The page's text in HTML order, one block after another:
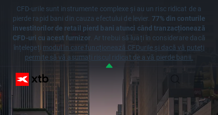
CFD-urile sunt instrumente complexe și au un risc ridicat de a
pierde rapid bani din cauza efectului de levier. 77% din conturile
investitorilor de retail pierd bani atunci când tranzacționează
CFD-uri cu acest furnizor. Ar trebui să luați în considerare dacă
înțelegeți modul în care funcționează CFDurile și dacă vă puteți
permite să vă asumați riscul ridicat de a vă pierde banii.